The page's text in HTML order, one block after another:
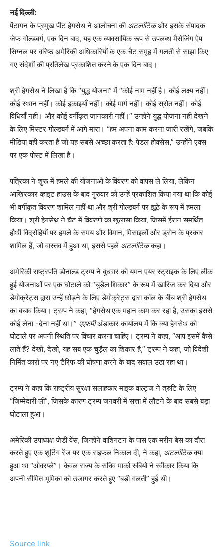
नई दिल्ली:
पेंटागन के प्रमुख पीट हेगसेथ ने आलोचना की अटलांटिकऔर इसके संपादक
जेफ गोल्डबर्ग, एक दिन बाद, यह एक व्यावसायिक रूप से उपलब्ध मैसेजिंग ऐप
सिग्नल पर वरिष्ठ अमेरिकी अधिकारियों के एक चैट समूह में गलती से साझा किए
गए संदेशों की प्रतिलेख प्रकाशित करने के एक दिन बाद।
श्री हेगसेथ ने लिखा है कि “युद्ध योजना” में “कोई नाम नहीं है। कोई लक्ष्य नहीं।
कोई स्थान नहीं। कोई इकाइयाँ नहीं। कोई मार्ग नहीं। कोई स्रोत नहीं। कोई
विधियाँ नहीं। और कोई वर्गीकृत जानकारी नहीं।” उन्होंने युद्ध योजना नहीं देखने
के लिए मिस्टर गोल्डबर्ग में आगे मारा। “हम अपना काम करना जारी रखेंगे, जबकि
मीडिया वही करता है जो यह सबसे अच्छा करता है: पेडल होक्सेस,” उन्होंने एक्स
पर एक पोस्ट में लिखा है।
पत्रिका ने शुरू में हमले की योजनाओं के विवरण को वापस ले लिया, लेकिन
आखिरकार व्हाइट हाउस के बाद गुरुवार को उन्हें प्रकाशित किया गया था कि कोई
भी वर्गीकृत विवरण शामिल नहीं था और श्री गोल्डबर्ग पर झूठे के रूप में हमला
किया। श्री हेगसेथ ने चैट में विवरणों का खुलासा किया, जिसमें ईरान समर्थित
हौथी विद्रोहियों पर हमले के समय और विमान, मिसाइलों और ड्रोन के प्रकार
शामिल हैं, जो वास्तव में हुआ था, इससे पहले अटलांटिककहा।
अमेरिकी राष्ट्रपति डोनाल्ड ट्रम्प ने बुधवार को यमन एयर स्ट्राइक के लिए लीक
हुई योजनाओं पर एक घोटाले को “चुड़ैल शिकार” के रूप में खारिज कर दिया और
डेमोक्रेट्स द्वारा उन्हें छोड़ने के लिए डेमोक्रेट्स द्वारा कॉल के बीच श्री हेगसेथ
का बचाव किया। ट्रम्प ने कहा, “हेगसेथ एक महान काम कर रहा है, उसका इससे
कोई लेना -देना नहीं था।” एएफपीअंडाकार कार्यालय में कि क्या हेगसेथ को
घोटाले पर अपनी स्थिति पर विचार करना चाहिए। ट्रम्प ने कहा, “आप इसमें कैसे
लाते हैं? देखो, देखो, यह सब एक चुड़ैल का शिकार है,” ट्रम्प ने कहा, जो विदेशी
निर्मित कारों पर नए टैरिफ की घोषणा करने के बाद सवाल उठा रहा था।
ट्रम्प ने कहा कि राष्ट्रीय सुरक्षा सलाहकार माइक वाल्ट्ज ने त्रुटि के लिए
“जिम्मेदारी ली”, जिसके कारण ट्रम्प जनवरी में सत्ता में लौटने के बाद सबसे बड़ा
घोटाला हुआ।
अमेरिकी उपाध्यक्ष जेडी वेंस, जिन्होंने वाशिंगटन के पास एक मरीन बेस का दौरा
करते हुए एक शूटिंग रेंज पर एक राइफल निकाल दी, ने कहा, अटलांटिकक्या
हुआ था “ओवरप्ले”। केवल राज्य के सचिव मार्को रुबियो ने स्वीकार किया कि
अपनी सीमित भूमिका को उजागर करते हुए “बड़ी गलती” हुई थी।
Source link